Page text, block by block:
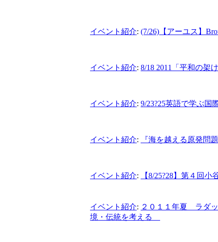
イベント紹介: (7/26)【アーユス】
イベント紹介: 8/18 2011「平和の
イベント紹介: 9/23?25英語で学ぶ国
イベント紹介: 『海を越える原発問
イベント紹介: 【8/25?28】第４回
イベント紹介: ２０１１年夏 ラダ
境・伝統を考える